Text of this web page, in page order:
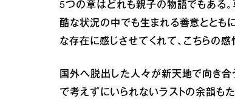
5つの章はどれも親子の物語でもある
酷な状況の中でも生まれる善意ととも
な存在に感じさせてくれて、こちらの感
国外へ脱出した人々が新天地で向き合
で考えずにいられないラストの余韻も